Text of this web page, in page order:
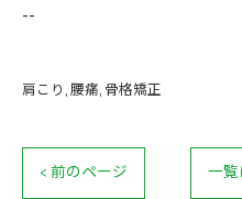
--
肩こり 腰痛 骨格矯正
< 前のページ 一